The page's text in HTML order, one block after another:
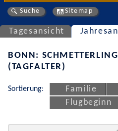
Suche Sitemap
Tagesansicht
BONN:
(TAGFALTER)
Sortierung: Familie
Flugbeginn